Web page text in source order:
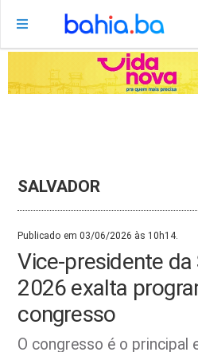
SALVADOR
Publicado em 03/06/2026 às 10h14.
Vice-presidente da
2026 exalta
congresso
O congresso é o principal